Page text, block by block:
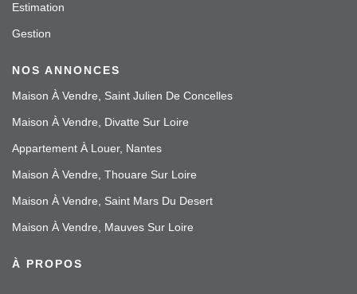
Estimation
Gestion
NOS ANNONCES
Maison À Vendre, Saint Julien De Concelles
Maison À Vendre, Divatte Sur Loire
Appartement À Louer, Nantes
Maison À Vendre, Thouare Sur Loire
Maison À Vendre, Saint Mars Du Desert
Maison À Vendre, Mauves Sur Loire
À PROPOS